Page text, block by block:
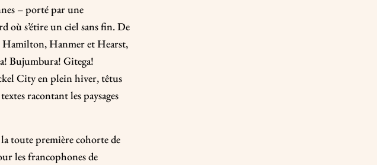
– porté par une
où s’étire un ciel sans fin. De
Hanmer et Hearst,
Bujumbura! Gitega!
City en plein hiver, têtus
racontant les paysages
toute première cohorte de
les francophones de